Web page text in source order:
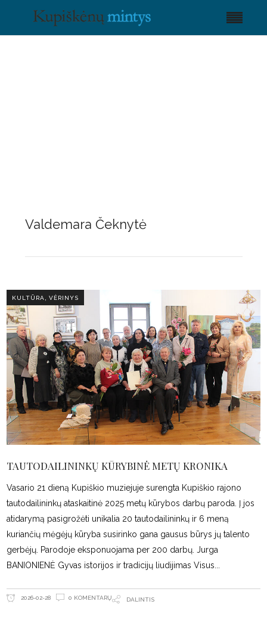
Valdemara Čeknytė
KULTŪRA ,VĖRINYS
TAUTODAILININKŲ KŪRYBINĖ METŲ KRONIKA
Vasario 21 dieną Kupiškio muziejuje surengta Kupiškio rajono
tautodailininkų ataskaitinė 2025 metų kūrybos darbų paroda. Į jos
atidarymą pasigrožėti unikalia 20 tautodailininkų ir 6 meną
kuriančių mėgėjų kūryba susirinko gana gausus būrys jų talento
gerbėjų. Parodoje eksponuojama per 200 darbų. Jurga
BANIONIENĖ Gyvas istorijos ir tradicijų liudijimas Visus
2026-02-28 0 KOMENTARŲ DALINTIS